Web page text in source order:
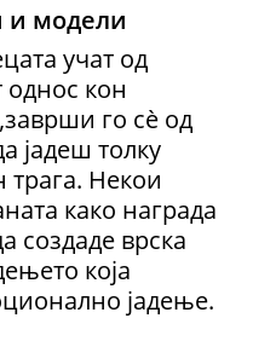
и модели
учат од
кон
го сè од
јадеш толку
трага. Некои
како награда
создаде врска
која
јадење.